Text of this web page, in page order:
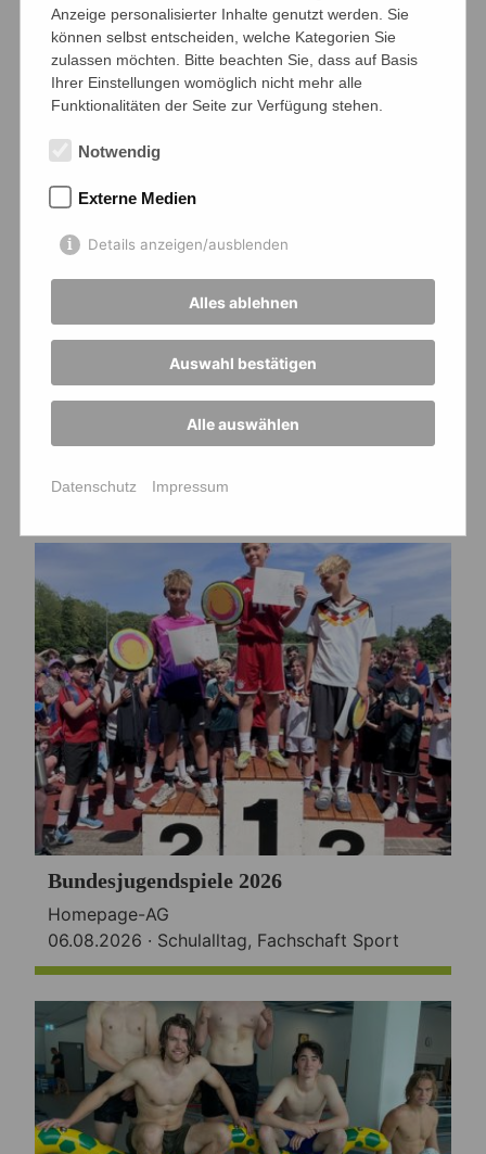
Neu: Schulbegleithund Ylvi
Neuigkeiten
Bundesjugendspiele 2026
Homepage-AG
06.08.2026 · Schulalltag, Fachschaft Sport
Anzeige personalisierter Inhalte genutzt werden. Sie
können selbst entscheiden, welche Kategorien Sie
zulassen möchten. Bitte beachten Sie, dass auf Basis
Ihrer Einstellungen womöglich nicht mehr alle
Funktionalitäten der Seite zur Verfügung stehen.
Notwendig
Externe Medien
Details anzeigen/ausblenden
Alles ablehnen
Auswahl bestätigen
Alle auswählen
Datenschutz Impressum